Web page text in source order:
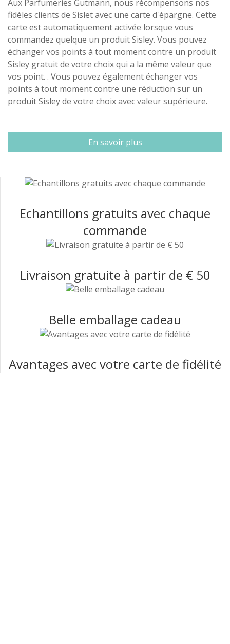
Aux Parfumeries Gutmann, nous récompensons nos
fidèles clients de Sislet avec une carte d'épargne. Cette
carte est automatiquement activée lorsque vous
commandez quelque un produit Sisley. Vous pouvez
échanger vos points à tout moment contre un produit
Sisley gratuit de votre choix qui a la même valeur que
vos point. . Vous pouvez également échanger vos
points à tout moment contre une réduction sur un
produit Sisley de votre choix avec valeur supérieure.
En savoir plus
Echantillons gratuits avec chaque
commande
Livraison gratuite à partir de € 50
Belle emballage cadeau
Avantages avec votre carte de fidélité